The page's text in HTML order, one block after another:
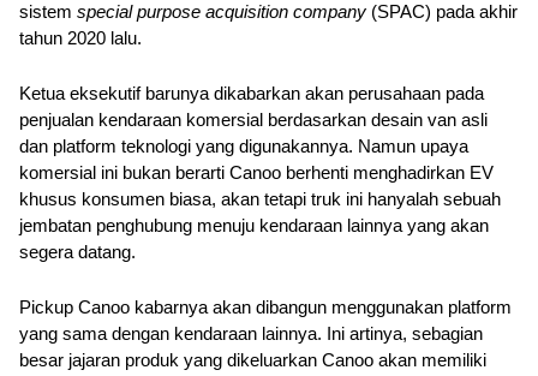
sistem special purpose acquisition company (SPAC) pada akhir
tahun 2020 lalu.
Ketua eksekutif barunya dikabarkan akan perusahaan pada
penjualan kendaraan komersial berdasarkan desain van asli
dan platform teknologi yang digunakannya. Namun upaya
komersial ini bukan berarti Canoo berhenti menghadirkan EV
khusus konsumen biasa, akan tetapi truk ini hanyalah sebuah
jembatan penghubung menuju kendaraan lainnya yang akan
segera datang.
Pickup Canoo kabarnya akan dibangun menggunakan platform
yang sama dengan kendaraan lainnya. Ini artinya, sebagian
besar jajaran produk yang dikeluarkan Canoo akan memiliki